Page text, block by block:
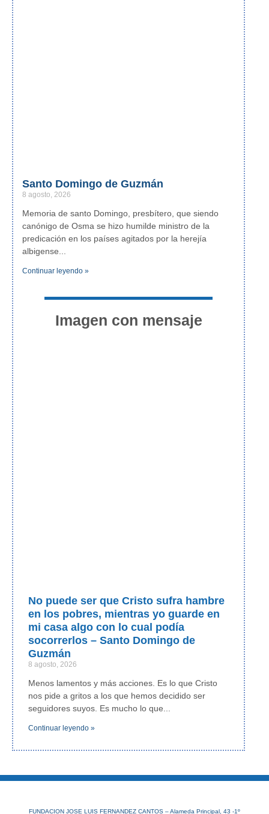
Santo Domingo de Guzmán
8 agosto, 2026
Memoria de santo Domingo, presbítero, que siendo
canónigo de Osma se hizo humilde ministro de la
predicación en los países agitados por la herejía
albigense
Continuar leyendo »
Imagen con mensaje
No puede ser que Cristo sufra hambre
en los pobres, mientras yo guarde en
mi casa algo con lo cual podía
socorrerlos – Santo Domingo de
Guzmán
8 agosto, 2026
Menos lamentos y más acciones. Es lo que Cristo
nos pide a gritos a los que hemos decidido ser
seguidores suyos. Es mucho lo que
Continuar leyendo »
FUNDACION JOSE LUIS FERNANDEZ CANTOS – Alameda Principal, 43 -1º